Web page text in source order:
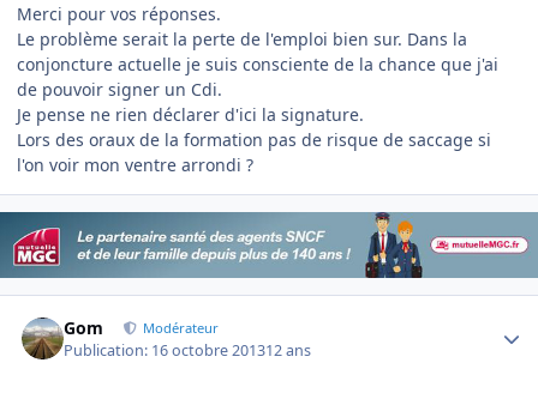
Merci pour vos réponses.
Le problème serait la perte de l'emploi bien sur. Dans la
conjoncture actuelle je suis consciente de la chance que j'ai
de pouvoir signer un Cdi.
Je pense ne rien déclarer d'ici la signature.
Lors des oraux de la formation pas de risque de saccage si
l'on voir mon ventre arrondi ?
Gom Modérateur
Publication: 16 octobre 201312 ans